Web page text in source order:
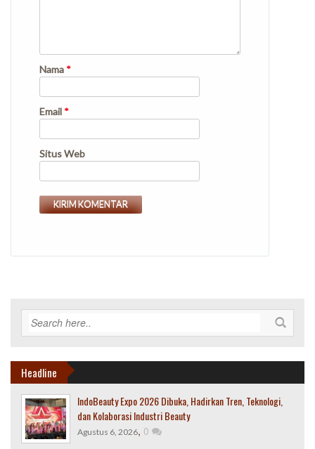
Nama *
Email *
Situs Web
Headline
IndoBeauty Expo 2026 Dibuka, Hadirkan Tren, Teknologi,
dan Kolaborasi Industri Beauty
Agustus 6, 2026, 0